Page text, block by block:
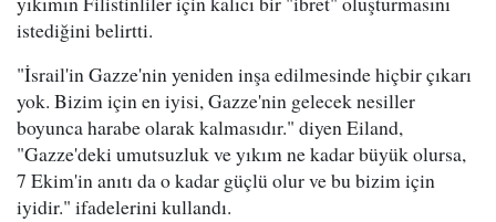
istediğini belirtti.
"İsrail'in Gazze'nin yeniden inşa edilmesinde hiçbir çıkarı
yok. Bizim için en iyisi, Gazze'nin gelecek nesiller
boyunca harabe olarak kalmasıdır." diyen Eiland,
"Gazze'deki umutsuzluk ve yıkım ne kadar büyük olursa,
7 Ekim'in anıtı da o kadar güçlü olur ve bu bizim için
iyidir." ifadelerini kullandı.